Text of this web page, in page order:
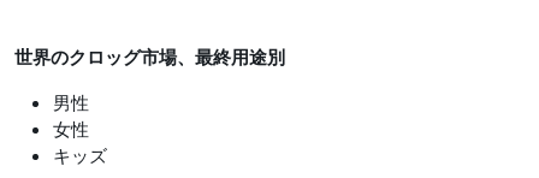
世界のクロッグ市場、最終用途別
男性
女性
キッズ